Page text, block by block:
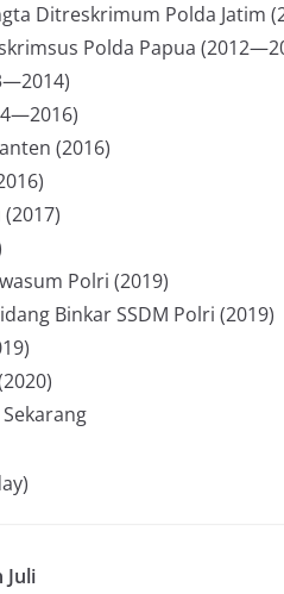
Ditreskrimum Polda Jatim
Polda Papua
(2016)
Polri (2019)
Binkar SSDM Polri (2019)
Juli